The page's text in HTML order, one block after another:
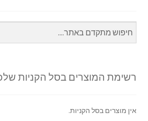
רשימת המוצרים בסל הקניות
אין מוצרים בסל הקניות.